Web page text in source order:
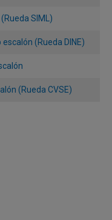
SIML)
(Rueda DINE)
(Rueda CVSE)